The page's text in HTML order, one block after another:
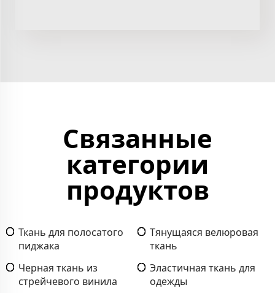
Связанные
категории
продуктов
Ткань для полосатого
пиджака
Тянущаяся велюровая
ткань
Черная ткань из
стрейчевого винила
Эластичная ткань для
одежды